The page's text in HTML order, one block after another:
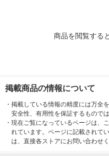
商品を閲覧する
掲載商品の情報について
・ 掲載している情報の精度には万全
安全性、有用性を保証するものでは
・ 現在ご覧になっているページは、
れています。ページに記載されて
は、直接各ストアにお問い合わせく